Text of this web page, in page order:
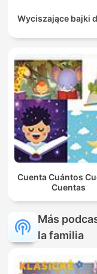
Wyciszające bajki
Cuenta Cuántos
Cuentas
Más
la familia